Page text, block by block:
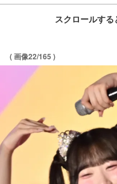
スクロールす
( 画像22/165 )